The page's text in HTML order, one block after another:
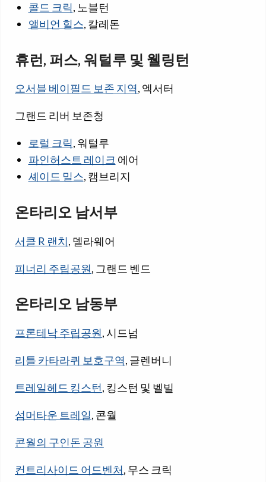
콜드 크릭, 노블턴
앨비언 힐스, 칼레돈
휴런, 퍼스, 워털루 및 웰링턴
오서블 베이필드 보존 지역, 엑서터
그랜드 리버 보존청
로럴 크릭, 워털루
파인허스트 레이크 에어
셰이드 밀스, 캠브리지
온타리오 남서부
서클 R 랜치, 델라웨어
피너리 주립공원, 그랜드 벤드
온타리오 남동부
프론테낙 주립공원, 시드넘
리틀 카타라퀴 보호구역, 글렌버니
트레일헤드 킹스턴, 킹스턴 및 벨빌
섬머타운 트레일, 콘월
콘월의 구인돈 공원
컨트리사이드 어드벤처, 무스 크릭